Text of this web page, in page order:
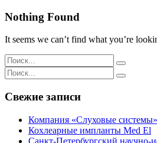
Nothing Found
It seems we can’t find what you’re
Search
for:
Search
for:
Свежие записи
Компания «Слуховые
Кохлеарные импланты Med El
Санкт-Петербургский научно-